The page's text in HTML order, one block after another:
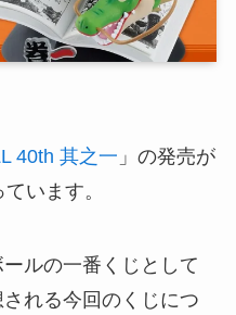
40th 其之一 」の発売が
います。
ルの一番くじとして
れる今回のくじにつ